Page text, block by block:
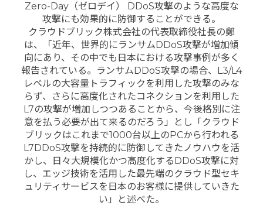
Zero-Day（ゼロデイ） DDoS攻撃のような高度な
攻撃にも効果的に防御することができる。
クラウドブリック株式会社の代表取締役社長の鄭
は、「近年、世界的にランサムDDoS攻撃が増加傾
向にあり、その中でも日本における攻撃事例が多く
報告されている。ランサムDDoS攻撃の場合、L3/L4
レベルの大容量トラフィックを利用した攻撃のみな
らず、さらに高度化されたコネクションを利用した
L7の攻撃が増加しつつあることから、今後格別に注
意を払う必要が出て来るのだろう」とし「クラウド
ブリックはこれまで1000台以上のPCから行われる
L7DDoS攻撃を持続的に防御してきたノウハウを活
かし、日々大規模化かつ高度化するDDoS攻撃に対
し、エッジ技術を活用した最先端のクラウド型セキ
ュリティサービスを日本のお客様に提供していきた
い」と述べた。